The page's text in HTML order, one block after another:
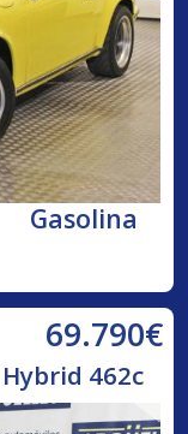
Gasolina
69.790€
462c